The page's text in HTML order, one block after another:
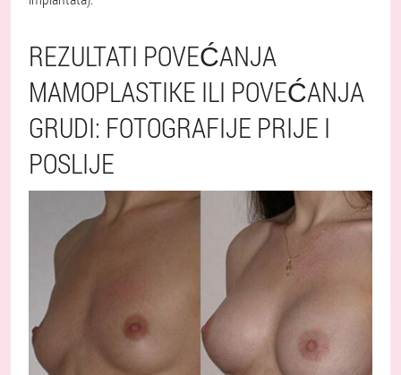
REZULTATI POVEĆANJA
MAMOPLASTIKE ILI POVEĆANJA
GRUDI: FOTOGRAFIJE PRIJE I
POSLIJE